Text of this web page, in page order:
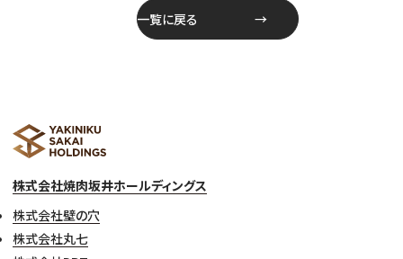
一覧に戻る
株式会社焼肉坂井ホールディングス
株式会社壁の穴
株式会社丸七